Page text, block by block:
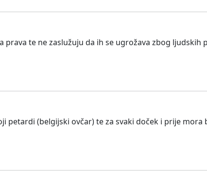
te ne zaslužuju da ih se ugrožava zbog
petardi (belgijski ovčar) te za svaki doček i prije